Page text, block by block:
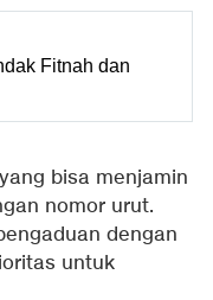
Fitnah dan
bisa menjamin
nomor urut.
dengan
untuk